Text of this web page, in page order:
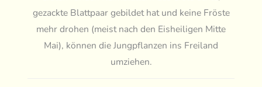
gezackte Blattpaar gebildet hat und keine Fröste
mehr drohen (meist nach den Eisheiligen Mitte
Mai), können die Jungpflanzen ins Freiland
umziehen.